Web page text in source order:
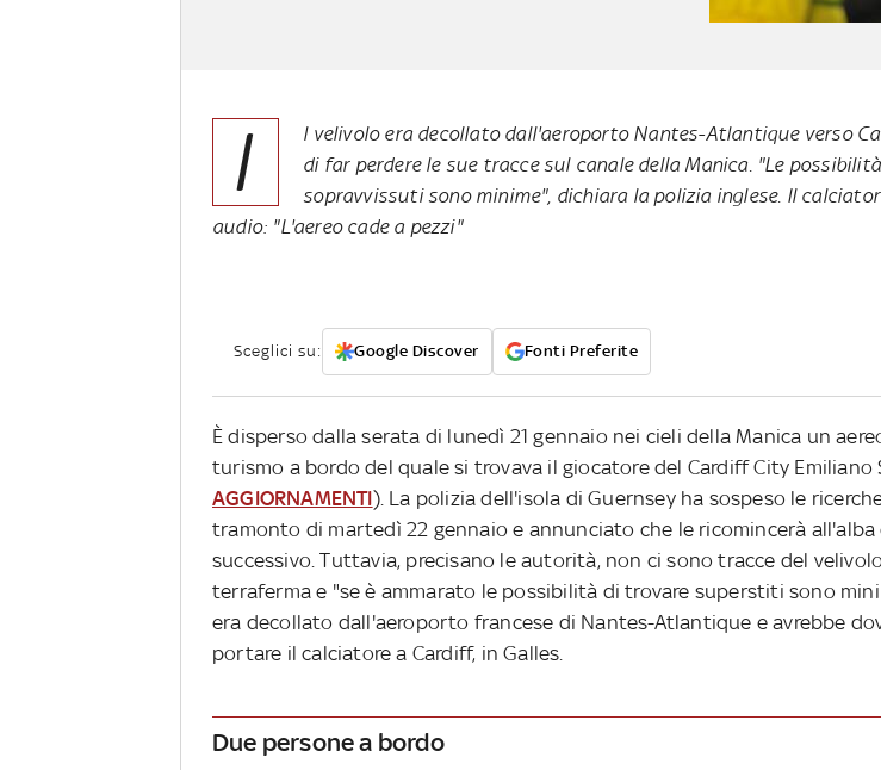
I
l velivolo era decollato dall'aeroporto Nantes-Atlantique verso
di far perdere le sue tracce sul canale della Manica. "Le
sopravvissuti sono minime", dichiara la polizia inglese. Il
audio: "L'aereo cade a pezzi"
Sceglici su: Google Discover Fonti Preferite
È disperso dalla serata di lunedì 21 gennaio nei cieli della Manica un
turismo a bordo del quale si trovava il giocatore del Cardiff City Emiliano
AGGIORNAMENTI). La polizia dell'isola di Guernsey ha sospeso le
tramonto di martedì 22 gennaio e annunciato che le ricomincerà all'alba
successivo. Tuttavia, precisano le autorità, non ci sono tracce del
terraferma e "se è ammarato le possibilità di trovare superstiti sono
era decollato dall'aeroporto francese di Nantes-Atlantique e avrebbe
portare il calciatore a Cardiff, in Galles.
Due persone a bordo